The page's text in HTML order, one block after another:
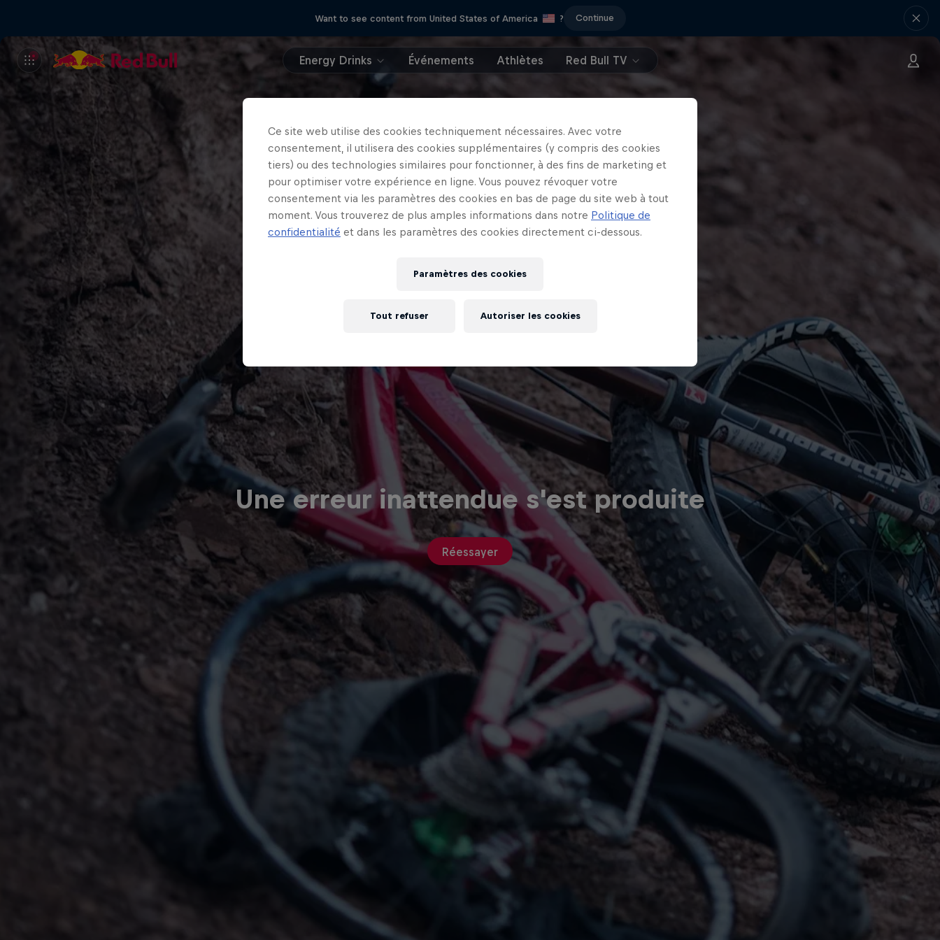
Want to see content from United States of America ? Continue
Energy Drinks Événements Athlètes Red Bull TV
Une erreur inattendue s'est produite
Réessayer
Ce site web utilise des cookies techniquement nécessaires. Avec votre
consentement, il utilisera des cookies supplémentaires (y compris des cookies
tiers) ou des technologies similaires pour fonctionner, à des fins de marketing et
pour optimiser votre expérience en ligne. Vous pouvez révoquer votre
consentement via les paramètres des cookies en bas de page du site web à tout
moment. Vous trouverez de plus amples informations dans notre Politique de
confidentialité et dans les paramètres des cookies directement ci-dessous.
Paramètres des cookies
Tout refuser Autoriser les cookies